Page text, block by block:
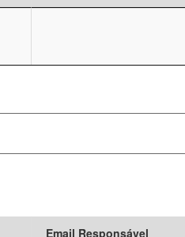
Email Responsável